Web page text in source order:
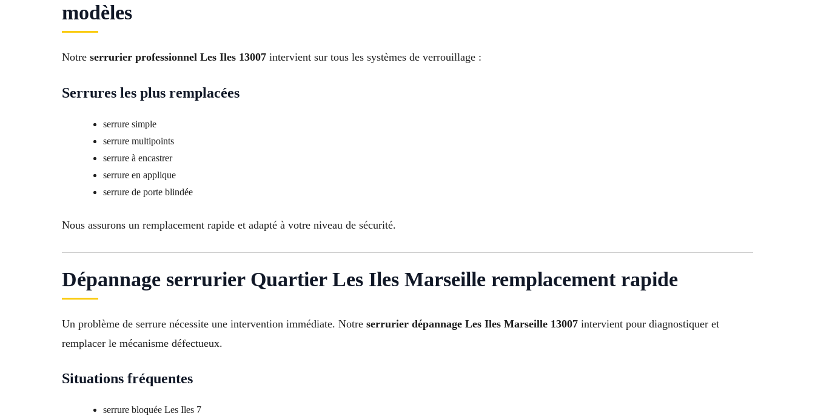
modèles
Notre serrurier professionnel Les Iles 13007 intervient sur tous les systèmes de verrouillage :
Serrures les plus remplacées
serrure simple
serrure multipoints
serrure à encastrer
serrure en applique
serrure de porte blindée
Nous assurons un remplacement rapide et adapté à votre niveau de sécurité.
Dépannage serrurier Quartier Les Iles Marseille remplacement rapide
Un problème de serrure nécessite une intervention immédiate. Notre serrurier dépannage Les Iles Marseille 13007 intervient pour diagnostiquer et
remplacer le mécanisme défectueux.
Situations fréquentes
serrure bloquée Les Iles 7